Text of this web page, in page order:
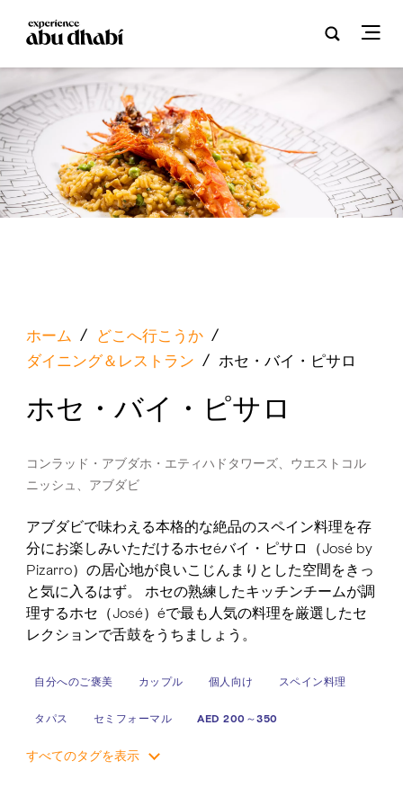
ホーム / どこへ行こうか /
ダイニング＆レストラン / ホセ・バイ・ピサロ
ホセ・バイ・ピサロ
コンラッド・アブダホ・エティハドタワーズ、ウエストコル
ニッシュ、アブダビ
アブダビで味わえる本格的な絶品のスペイン料理を存
分にお楽しみいただけるホセéバイ・ピサロ（José by
Pizarro）の居心地が良いこじんまりとした空間をきっ
と気に入るはず。 ホセの熟練したキッチンチームが調
理するホセ（José）éで最も人気の料理を厳選したセ
レクションで舌鼓をうちましょう。
自分へのご褒美 カップル 個人向け スペイン料理
タパス セミフォーマル AED 200～350
すべてのタグを表示